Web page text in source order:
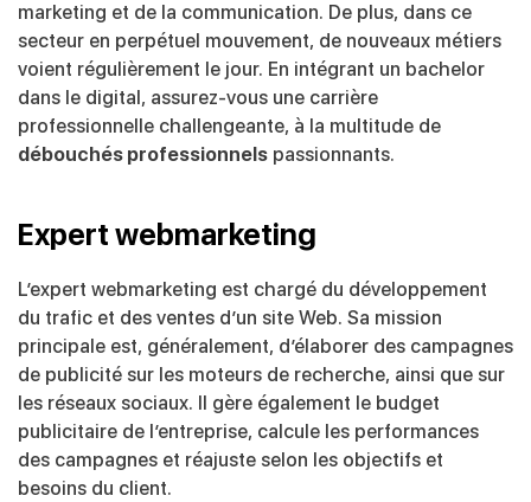
marketing et de la communication. De plus, dans ce
secteur en perpétuel mouvement, de nouveaux métiers
voient régulièrement le jour. En intégrant un bachelor
dans le digital, assurez-vous une carrière
professionnelle challengeante, à la multitude de
débouchés professionnels passionnants.
Expert webmarketing
L’expert webmarketing est chargé du développement
du trafic et des ventes d’un site Web. Sa mission
principale est, généralement, d’élaborer des campagnes
de publicité sur les moteurs de recherche, ainsi que sur
les réseaux sociaux. Il gère également le budget
publicitaire de l’entreprise, calcule les performances
des campagnes et réajuste selon les objectifs et
besoins du client.